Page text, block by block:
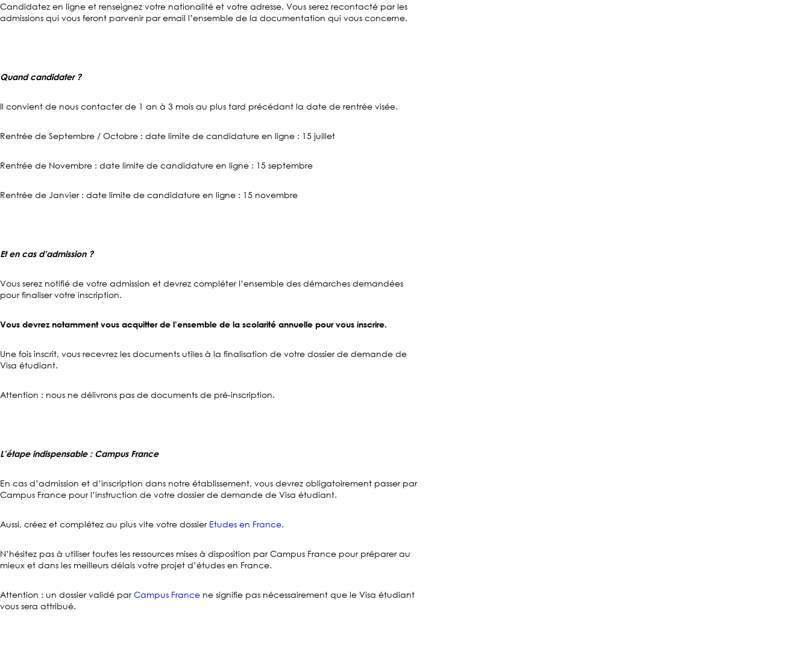
Candidatez en ligne et renseignez votre nationalité et votre adresse. Vous serez recontacté par les
admissions qui vous feront parvenir par email l’ensemble de la documentation qui vous concerne.
Quand candidater ?
Il convient de nous contacter de 1 an à 3 mois au plus tard précédant la date de rentrée visée.
Rentrée de Septembre / Octobre : date limite de candidature en ligne : 15 juillet
Rentrée de Novembre : date limite de candidature en ligne : 15 septembre
Rentrée de Janvier : date limite de candidature en ligne : 15 novembre
Et en cas d’admission ?
Vous serez notifié de votre admission et devrez compléter l’ensemble des démarches demandées
pour finaliser votre inscription.
Vous devrez notamment vous acquitter de l’ensemble de la scolarité annuelle pour vous inscrire.
Une fois inscrit, vous recevrez les documents utiles à la finalisation de votre dossier de demande de
Visa étudiant.
Attention : nous ne délivrons pas de documents de pré-inscription.
L’étape indispensable : Campus France
En cas d’admission et d’inscription dans notre établissement, vous devrez obligatoirement passer par
Campus France pour l’instruction de votre dossier de demande de Visa étudiant.
Aussi, créez et complétez au plus vite votre dossier Etudes en France.
N’hésitez pas à utiliser toutes les ressources mises à disposition par Campus France pour préparer au
mieux et dans les meilleurs délais votre projet d’études en France.
Attention : un dossier validé parCampus France ne signifie pas nécessairement que le Visa étudiant
vous sera attribué.